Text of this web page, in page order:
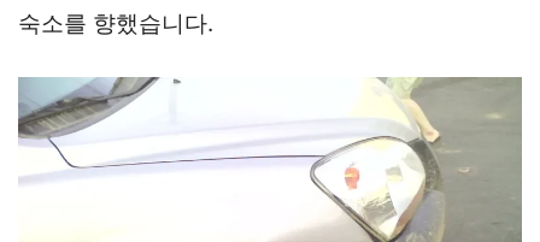
숙소를 향했습니다.